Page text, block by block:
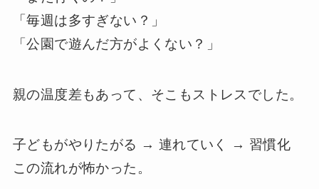
「毎週は多すぎない？」
「公園で遊んだ方がよくない？」
親の温度差もあって、そこもストレスでした。
子どもがやりたがる → 連れていく → 習慣化
この流れが怖かった。